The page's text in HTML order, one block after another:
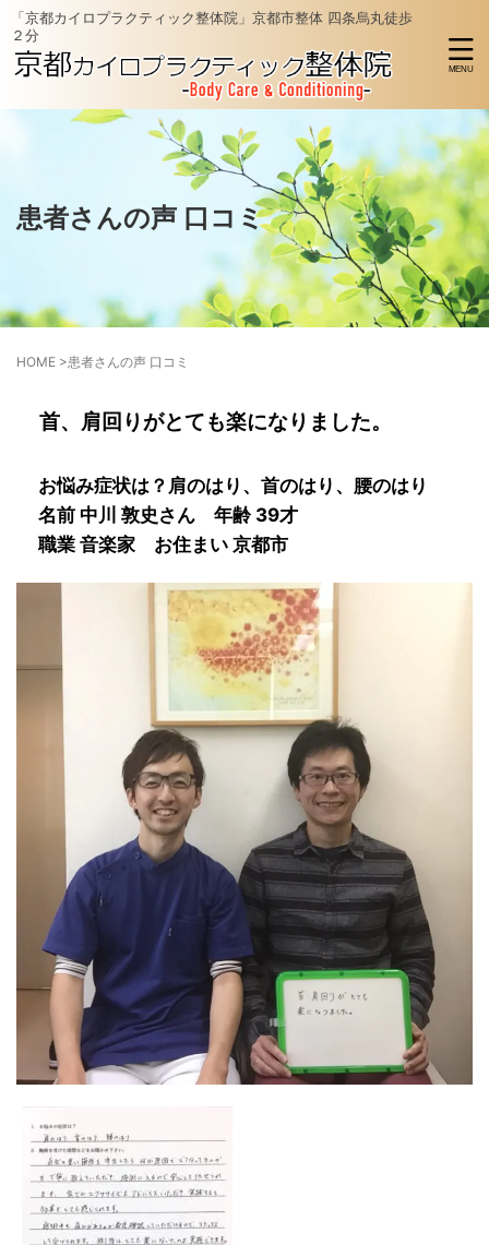
「京都カイロプラクティック整体院」京都市整体 四条烏丸徒歩
２分
患者さんの声 口コミ
HOME >患者さんの声 口コミ
首、肩回りがとても楽になりました。
お悩み症状は？肩のはり、首のはり、腰のはり
名前 中川 敦史 さん 年齢 39才
職業 音楽家
お住まい 京都市